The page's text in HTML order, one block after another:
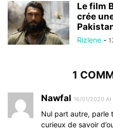
Le film
crée
Rizlene -
1
Nawfal 16/01/2020
Nul part autre, parle t
curieux de savoir